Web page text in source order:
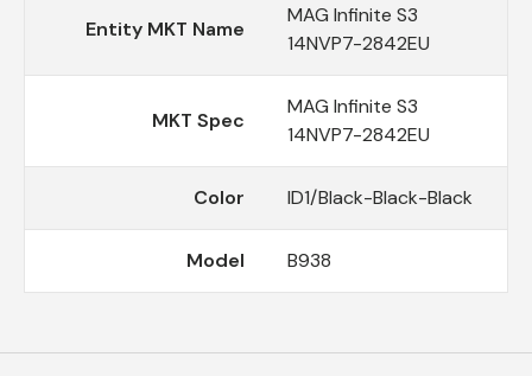
Entity MKT Name
MAG Infinite S3
14NVP7-2842EU
MKT Spec
MAG Infinite S3
14NVP7-2842EU
Color ID1/Black-Black-Black
Model B938